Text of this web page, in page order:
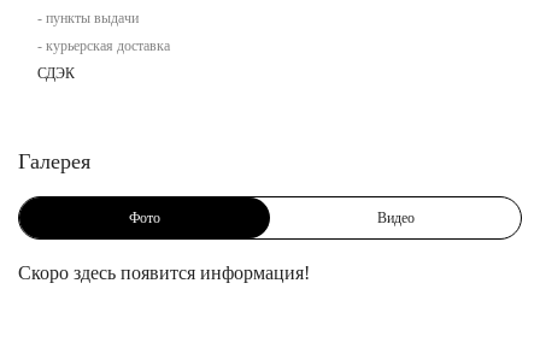
- пункты выдачи
- курьерская доставка
СДЭК
Галерея
Фото Видео
Скоро здесь появится информация!